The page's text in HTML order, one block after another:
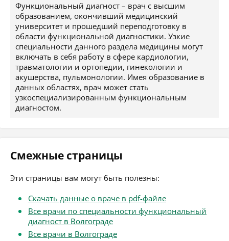
Функциональный диагност – врач с высшим
образованием, окончивший медицинский
университет и прошедший переподготовку в
области функциональной диагностики. Узкие
специальности данного раздела медицины могут
включать в себя работу в сфере кардиологии,
травматологии и ортопедии, гинекологии и
акушерства, пульмонологии. Имея образование в
данных областях, врач может стать
узкоспециализированным функциональным
диагностом.
Смежные страницы
Эти страницы вам могут быть полезны:
Скачать данные о враче в pdf-файле
Все врачи по специальности функциональный
диагност в Волгограде
Все врачи в Волгограде